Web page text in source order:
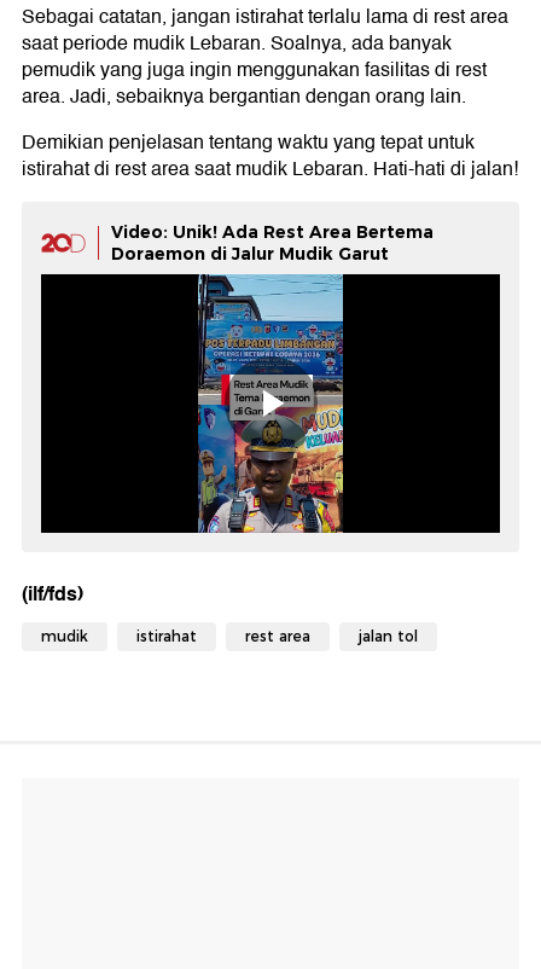
Sebagai catatan, jangan istirahat terlalu lama di rest area
saat periode mudik Lebaran. Soalnya, ada banyak
pemudik yang juga ingin menggunakan fasilitas di rest
area. Jadi, sebaiknya bergantian dengan orang lain.
Demikian penjelasan tentang waktu yang tepat untuk
istirahat di rest area saat mudik Lebaran. Hati-hati di jalan!
Video: Unik! Ada Rest Area Bertema
Doraemon di Jalur Mudik Garut
(ilf/fds)
mudik istirahat rest area jalan tol